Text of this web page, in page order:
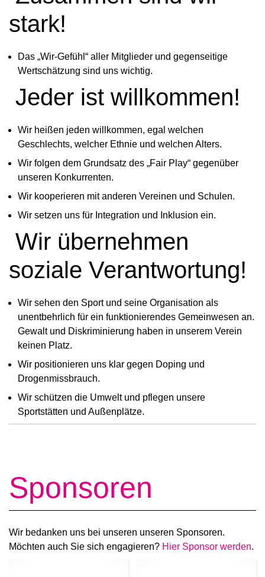
stark!
Das „Wir-Gefühl“ aller Mitglieder und gegenseitige
Wertschätzung sind uns wichtig.
Jeder ist willkommen!
Wir heißen jeden willkommen, egal welchen
Geschlechts, welcher Ethnie und welchen Alters.
Wir folgen dem Grundsatz des „Fair Play“ gegenüber
unseren Konkurrenten.
Wir kooperieren mit anderen Vereinen und Schulen.
Wir setzen uns für Integration und Inklusion ein.
Wir übernehmen
soziale Verantwortung!
Wir sehen den Sport und seine Organisation als
unentbehrlich für ein funktionierendes Gemeinwesen an.
Gewalt und Diskriminierung haben in unserem Verein
keinen Platz.
Wir positionieren uns klar gegen Doping und
Drogenmissbrauch.
Wir schützen die Umwelt und pflegen unsere
Sportstätten und Außenplätze.
Sponsoren
Wir bedanken uns bei unseren unseren Sponsoren.
Möchten auch Sie sich engagieren? Hier Sponsor werden.